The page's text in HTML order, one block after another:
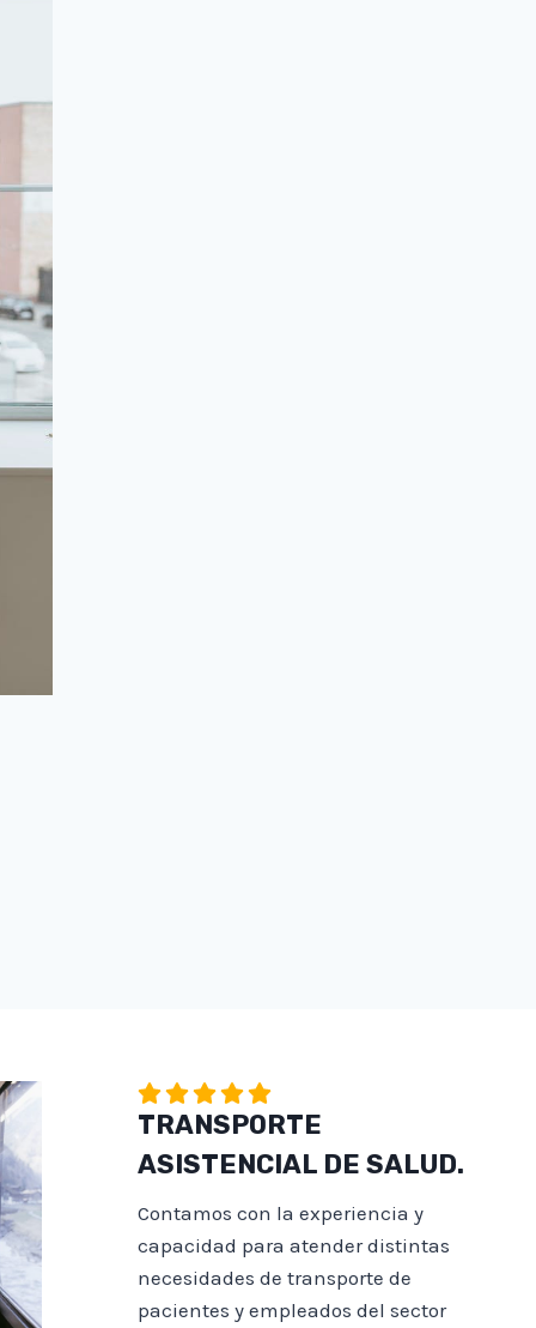
TRANSPORTE
ASISTENCIAL DE SALUD.
Contamos con la experiencia y
capacidad para atender distintas
necesidades de transporte de
pacientes y empleados del sector